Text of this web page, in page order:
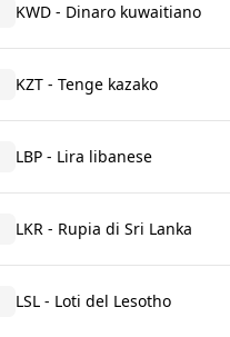
KWD - Dinaro kuwaitiano
KZT - Tenge kazako
LBP - Lira libanese
LKR - Rupia di Sri Lanka
LSL - Loti del Lesotho